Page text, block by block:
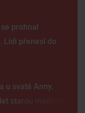
prohnal
Lidi přenesl do
u svaté Anny.
starou madonu